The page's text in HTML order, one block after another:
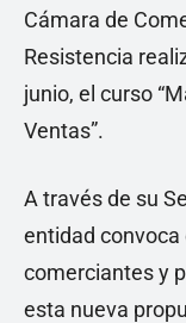
Cámara de
Resistencia
junio, el curso
Ventas”.
A través de su
entidad
comerciantes y
esta nueva